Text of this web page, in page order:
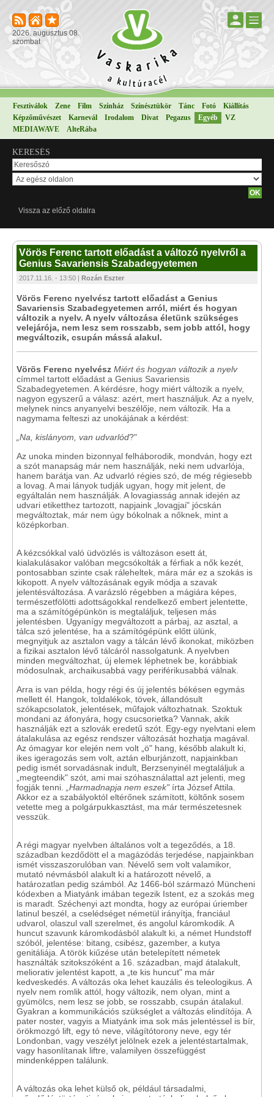
2026. augusztus 08.
szombat
Fesztiválok Zene Film Színház Színésztükör Tánc Fotó
Kiállítás
Képzőművészet
Karnevál Irodalom Divat Pegazus Egyéb
VZ
MEDIAWAVE
AlteRába
KERESÉS
Vissza az előző oldalra
Vörös Ferenc tartott előadást a változó nyelvről a
Genius Savariensis Szabadegyetemen
2017.11.16. - 13:50 | Rozán Eszter
Vörös Ferenc nyelvész tartott előadást a Genius
Savariensis Szabadegyetemen arról, miért és hogyan
változik a nyelv. A nyelv változása életünk szükséges
velejárója, nem lesz sem rosszabb, sem jobb attól, hogy
megváltozik, csupán mássá alakul.
Vörös Ferenc nyelvész Miért és hogyan változik a nyelv
címmel tartott előadást a Genius Savariensis
Szabadegyetemen. A kérdésre, hogy miért változik a nyelv,
nagyon egyszerű a válasz: azért, mert használjuk. Az a nyelv,
melynek nincs anyanyelvi beszélője, nem változik. Ha a
nagymama felteszi az unokájának a kérdést:
„Na, kislányom, van udvarlód?"
Az unoka minden bizonnyal felháborodik, mondván, hogy ezt
a szót manapság már nem használják, neki nem udvarlója,
hanem barátja van. Az udvarló régies szó, de még régiesebb
a lovag. A mai lányok tudják ugyan, hogy mit jelent, de
egyáltalán nem használják. A lovagiasság annak idején az
udvari etiketthez tartozott, napjaink „lovagjai" jócskán
megváltoztak, már nem úgy bókolnak a nőknek, mint a
középkorban.
A kézcsókkal való üdvözlés is változáson esett át,
kialakulásakor valóban megcsókolták a férfiak a nők kezét,
pontosabban szinte csak ráleheltek, mára már ez a szokás is
kikopott. A nyelv változásának egyik módja a szavak
jelentésváltozása. A varázsló régebben a mágiára képes,
természetfölötti adottságokkal rendelkező embert jelentette,
ma a számítógépünkön is megtaláljuk, teljesen más
jelentésben. Ugyanígy megváltozott a párbaj, az asztal, a
tálca szó jelentése, ha a számítógépünk előtt ülünk,
megnyitjuk az asztalon vagy a tálcán lévő ikonokat, miközben
a fizikai asztalon lévő tálcáról nassolgatunk. A nyelvben
minden megváltozhat, új elemek léphetnek be, korábbiak
módosulnak, archaikusabbá vagy periférikusabbá válnak.
Arra is van példa, hogy régi és új jelentés békésen egymás
mellett él. Hangok, toldalékok, tövek, állandósult
szókapcsolatok, jelentések, műfajok változhatnak. Szoktuk
mondani az áfonyára, hogy csucsorietka? Vannak, akik
használják ezt a szlovák eredetű szót. Egy-egy nyelvtani elem
átalakulása az egész rendszer változását hozhatja magával.
Az ómagyar kor elején nem volt „ö" hang, később alakult ki,
ikes igeragozás sem volt, aztán elburjánzott, napjainkban
pedig ismét sorvadásnak indult, Berzsenyinél megtaláljuk a
„megteendik" szót, ami mai szóhasználattal azt jelenti, meg
fogják tenni.
„Harmadnapja nem eszek"írta József Attila.
Akkor ez a szabályoktól eltérőnek számított, költőnk sosem
vetette meg a polgárpukkasztást, ma már természetesnek
vesszük.
A régi magyar nyelvben általános volt a tegeződés, a 18.
században kezdődött el a magázódás terjedése, napjainkban
ismét visszaszorulóban van. Névelő sem volt valamikor,
mutató névmásból alakult ki a határozott névelő, a
határozatlan pedig számból. Az 1466-ból származó Müncheni
kódexben a Miatyánk imában tegezik Istent, ez a szokás meg
is maradt. Széchenyi azt mondta, hogy az európai úriember
latinul beszél, a cselédséget németül irányítja, franciául
udvarol, olaszul vall szerelmet, és angolul káromkodik. A
huncut szavunk káromkodásból alakult ki, a német Hundstoff
szóból, jelentése: bitang, csibész, gazember, a kutya
genitáliája. A török kiűzése után betelepített németek
használták szitokszóként a 16. században, majd átalakult,
meliorativ jelentést kapott, a „te kis huncut" ma már
kedveskedés. A változás oka lehet kauzális és teleologikus. A
nyelv nem romlik attól, hogy változik, nem olyan, mint a
gyümölcs, nem lesz se jobb, se rosszabb, csupán átalakul.
Gyakran a kommunikációs szükséglet a változás elindítója. A
pater noster, vagyis a Miatyánk ima sok más jelentéssel is bír,
örökmozgó lift, egy tó neve, világítótorony neve, egy tér
Londonban, vagy veszélyt jelölnek ezek a jelentéstartalmak,
vagy hasonlítanak liftre, valamilyen összefüggést
mindenképpen találunk.
A változás oka lehet külső ok, például társadalmi,